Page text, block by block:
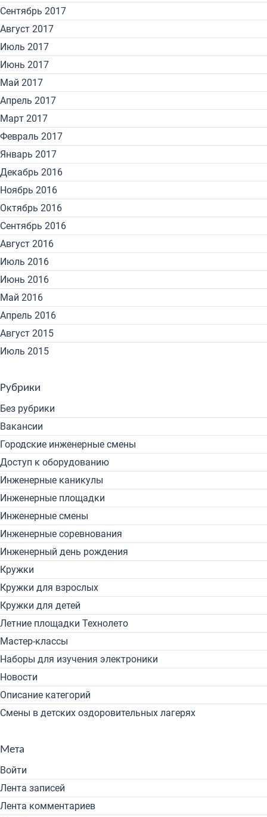
Сентябрь 2017
Август 2017
Июль 2017
Июнь 2017
Май 2017
Апрель 2017
Март 2017
Февраль 2017
Январь 2017
Декабрь 2016
Ноябрь 2016
Октябрь 2016
Сентябрь 2016
Август 2016
Июль 2016
Июнь 2016
Май 2016
Апрель 2016
Август 2015
Июль 2015
Рубрики
Без рубрики
Вакансии
Городские инженерные смены
Доступ к оборудованию
Инженерные каникулы
Инженерные площадки
Инженерные смены
Инженерные соревнования
Инженерный день рождения
Кружки
Кружки для взрослых
Кружки для детей
Летние площадки Технолето
Мастер-классы
Наборы для изучения электроники
Новости
Описание категорий
Смены в детских оздоровительных лагерях
Мета
Войти
Лента записей
Лента комментариев